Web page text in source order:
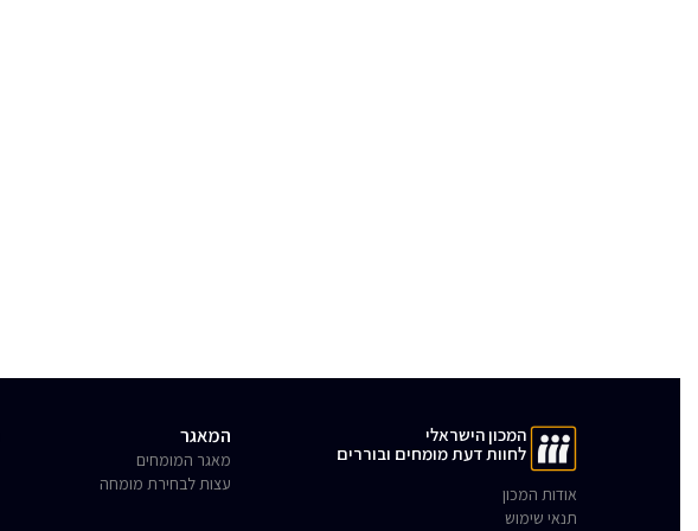
המכון הישראלי
לחוות דעת מומחים ובוררים
אודות המכון
תנאי שימוש
המאגר
מאגר המומחים
עצות לבחירת מומחה